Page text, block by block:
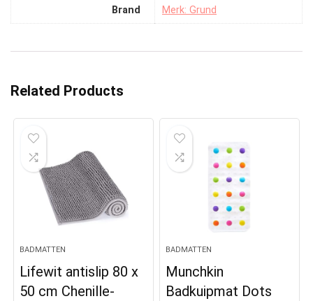
Brand Merk: Grund
Related Products
BADMATTEN
Lifewit antislip 80 x
50 cm Chenille-
BADMATTEN
Munchkin
Badkuipmat Dots